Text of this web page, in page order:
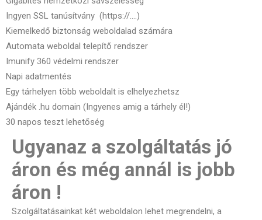
Ingyen SSL tanúsítvány (https://….)
Kiemelkedő biztonság weboldalad számára
Automata weboldal telepítő rendszer
Imunify 360 védelmi rendszer
Napi adatmentés
Egy tárhelyen több weboldalt is elhelyezhetsz
Ajándék .hu domain (Ingyenes amig a tárhely él!)
30 napos teszt lehetőség
Ugyanaz a szolgáltatás jó
áron és még annál is jobb
áron !
Szolgáltatásainkat két weboldalon lehet megrendelni, a